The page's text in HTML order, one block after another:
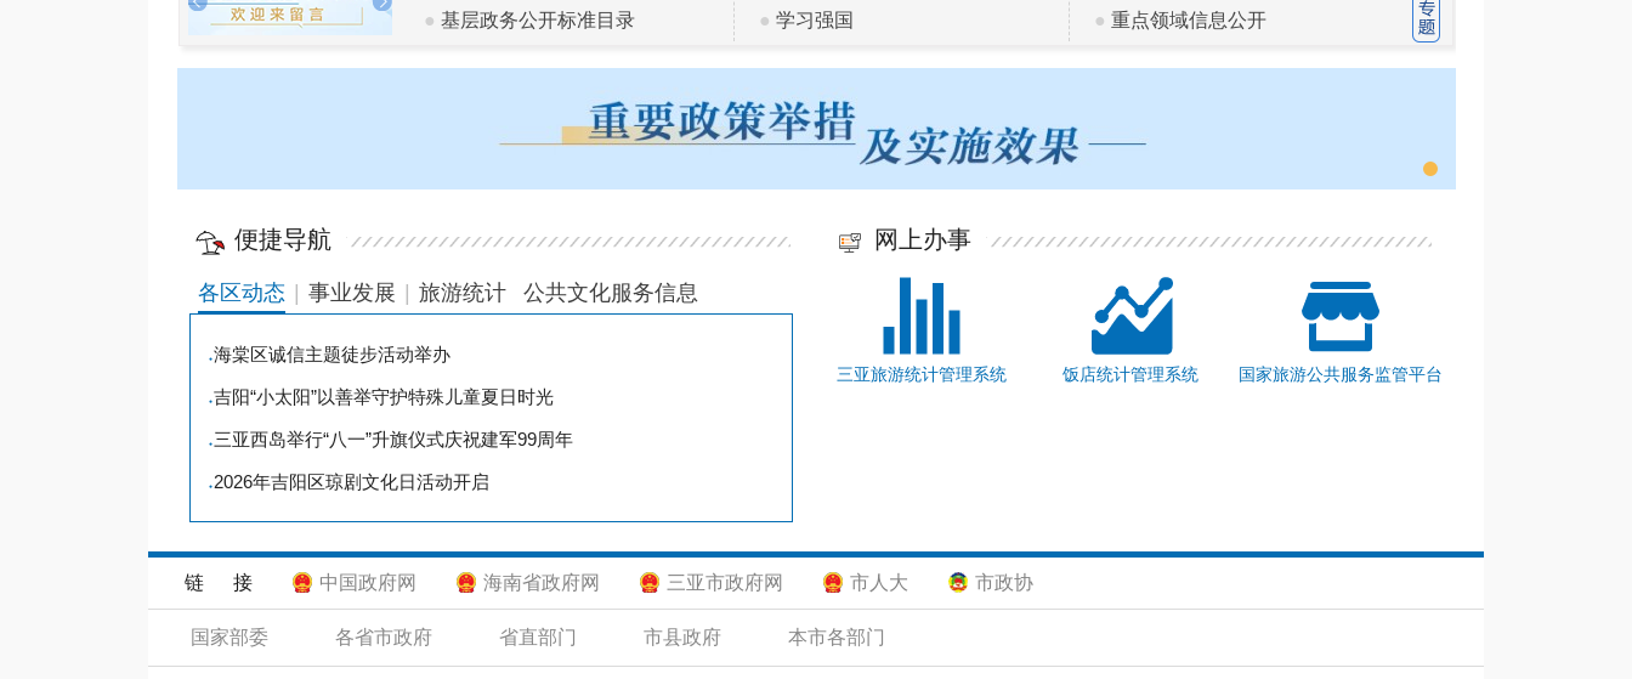
● 基层政务公开标准目录
● 学习强国
● 重点领域信息公开
便捷导航
各区动态 事业发展 旅游统计 公共文化服务信息
●海棠区诚信主题徒步活动举办
●吉阳“小太阳”以善举守护特殊儿童夏日时光
● 三亚西岛举行“八一”升旗仪式庆祝建军99周年
● 2026年吉阳区琼剧文化日活动开启
网上办事
三亚旅游统计管理系统 饭店统计管理系统 国家旅游公共服务监管平台
链 接 中国政府网 海南省政府网 三亚市政府网 市人大 市政协
国家部委 各省市政府 省直部门 市县政府 本市各部门